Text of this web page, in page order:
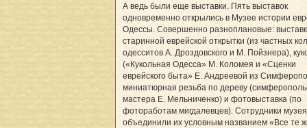
А ведь были еще выставки. Пять выставок
одновременно открылись в Музее истории
Одессы. Совершенно разноплановые:
старинной еврейской открытки (из частных
одесситов А. Дроздовского и М. Пойзнера),
(«Кукольная Одесса» М. Коломея и «Сценки
еврейского быта» Е. Андреевой из
миниатюрная резьба по дереву
мастера Е. Мельниченко) и фотовыставка (по
фотоработам мигдалевцев). Сотрудники музея
объединили их условным названием «Все те